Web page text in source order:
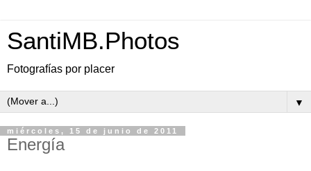
SantiMB.Photos
Fotografías por placer
▼
miércoles, 15 de junio de 2011
Energía